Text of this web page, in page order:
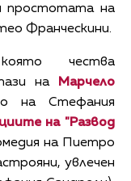
простотата на
Франческини.
чества
на
Марчело
на Стефания
на "Развод
на Пиетро
увлечен